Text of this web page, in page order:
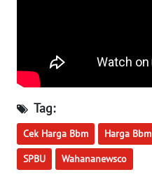
Tag:
Cek Harga Bbm Harga Bbm
SPBU Wahananewsco
WAHANA
NEWS
WAHANA
TANI
WAHANA